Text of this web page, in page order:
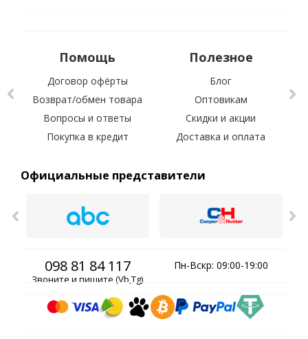
Помощь
Договор офёрты
Возврат/обмен товара
Вопросы и ответы
Покупка в кредит
Полезное
Блог
Оптовикам
Скидки и акции
Доставка и оплата
Официальные представители
098 81 84 117
Звоните и пишите (Vb,Tg)
Пн-Вскр: 09:00-19:00